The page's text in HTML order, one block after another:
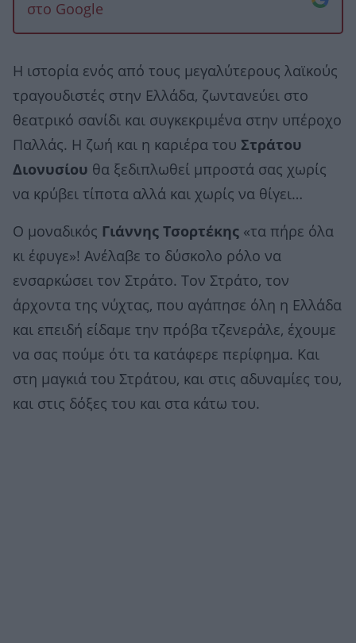
στο Google
Η ιστορία ενός από τους μεγαλύτερους λαϊκούς
τραγουδιστές στην Ελλάδα, ζωντανεύει στο
θεατρικό σανίδι και συγκεκριμένα στην υπέροχο
Παλλάς. Η ζωή και η καριέρα του Στράτου
Διονυσίου θα ξεδιπλωθεί μπροστά σας χωρίς
να κρύβει τίποτα αλλά και χωρίς να θίγει…
Ο μοναδικός Γιάννης Τσορτέκης «τα πήρε όλα
κι έφυγε»! Ανέλαβε το δύσκολο ρόλο να
ενσαρκώσει τον Στράτο. Τον Στράτο, τον
άρχοντα της νύχτας, που αγάπησε όλη η Ελλάδα
και επειδή είδαμε την πρόβα τζενεράλε, έχουμε
να σας πούμε ότι τα κατάφερε περίφημα. Και
στη μαγκιά του Στράτου, και στις αδυναμίες του,
και στις δόξες του και στα κάτω του.